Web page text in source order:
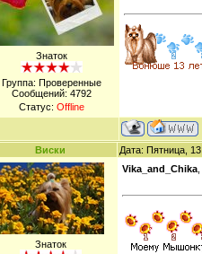
Знаток
Группа: Проверенные
Сообщений: 4792
Статус: Offline
Виски Дата: Пятница,
Знаток
Vika_and_Chika